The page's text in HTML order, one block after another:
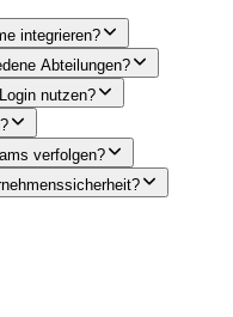
integrieren?
Abteilungen?
nutzen?
verfolgen?